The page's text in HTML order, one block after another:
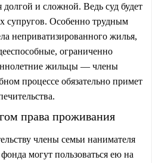
долгой и сложной. Ведь суд будет
супругов. Особенно трудным
неприватизированного жилья,
ограниченно
жильцы — члены
процессе обязательно примет
права проживания
члены семьи нанимателя
могут пользоваться ею на